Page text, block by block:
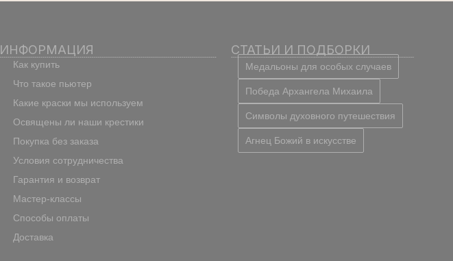
ИНФОРМАЦИЯ
Как купить
Что такое пьютер
Какие краски мы используем
Освящены ли наши крестики
Покупка без заказа
Условия сотрудничества
Гарантия и возврат
Мастер-классы
Способы оплаты
Доставка
СТАТЬИ И ПОДБОРКИ
Медальоны для особых случаев
Победа Архангела Михаила
Символы духовного путешествия
Агнец Божий в искусстве